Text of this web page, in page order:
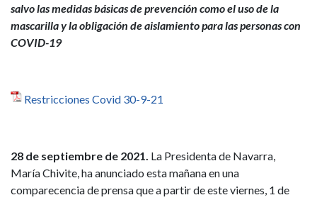
salvo las medidas básicas de prevención como el uso de la
mascarilla y la obligación de aislamiento para las personas con
COVID-19
Restricciones Covid 30-9-21
28 de septiembre de 2021. La Presidenta de Navarra,
María Chivite, ha anunciado esta mañana en una
comparecencia de prensa que a partir de este viernes, 1 de